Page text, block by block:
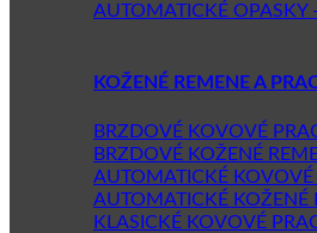
AUTOMATICKÉ OPASKY
KOŽENÉ REMENE A
BRZDOVÉ KOVOVÉ
BRZDOVÉ KOŽENÉ
AUTOMATICKÉ KOVOVÉ
AUTOMATICKÉ KOŽENÉ
KLASICKÉ KOVOVÉ